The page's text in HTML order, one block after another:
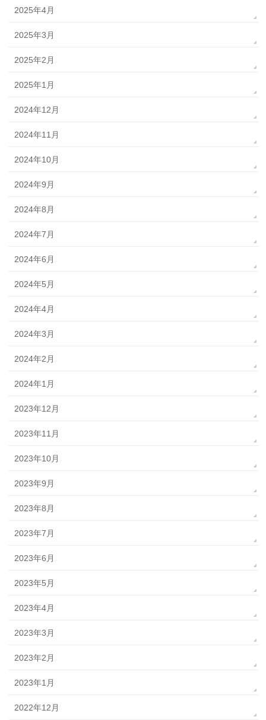
2025年4月
2025年3月
2025年2月
2025年1月
2024年12月
2024年11月
2024年10月
2024年9月
2024年8月
2024年7月
2024年6月
2024年5月
2024年4月
2024年3月
2024年2月
2024年1月
2023年12月
2023年11月
2023年10月
2023年9月
2023年8月
2023年7月
2023年6月
2023年5月
2023年4月
2023年3月
2023年2月
2023年1月
2022年12月